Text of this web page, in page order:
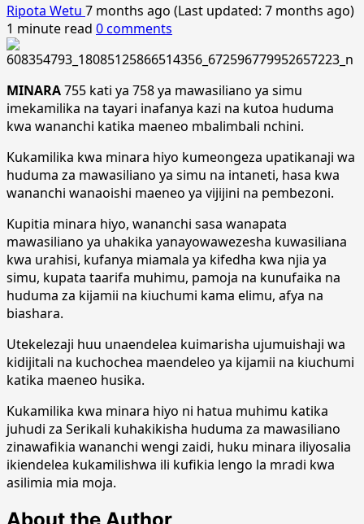
Ripota Wetu 7 months ago (Last updated: 7 months ago)
1 minute read 0 comments
MINARA755 kati ya 758 ya mawasiliano ya simu
imekamilika na tayari inafanya kazi na kutoa huduma
kwa wananchi katika maeneo mbalimbali nchini.
Kukamilika kwa minara hiyo kumeongeza upatikanaji wa
huduma za mawasiliano ya simu na intaneti, hasa kwa
wananchi wanaoishi maeneo ya vijijini na pembezoni.
Kupitia minara hiyo, wananchi sasa wanapata
mawasiliano ya uhakika yanayowawezesha kuwasiliana
kwa urahisi, kufanya miamala ya kifedha kwa njia ya
simu, kupata taarifa muhimu, pamoja na kunufaika na
huduma za kijamii na kiuchumi kama elimu, afya na
biashara.
Utekelezaji huu unaendelea kuimarisha ujumuishaji wa
kidijitali na kuchochea maendeleo ya kijamii na kiuchumi
katika maeneo husika.
Kukamilika kwa minara hiyo ni hatua muhimu katika
juhudi za Serikali kuhakikisha huduma za mawasiliano
zinawafikia wananchi wengi zaidi, huku minara iliyosalia
ikiendelea kukamilishwa ili kufikia lengo la mradi kwa
asilimia mia moja.